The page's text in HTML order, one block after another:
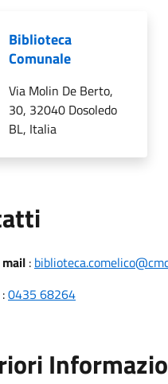
Biblioteca
Comunale
Via Molin De Berto,
30, 32040 Dosoledo
BL, Italia
:
:0435 68264